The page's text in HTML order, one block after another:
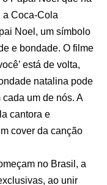
a Coca-Cola
Noel, um símbolo
e bondade. O filme
está de volta,
natalina pode
um de nós. A
cantora e
cover da canção
no Brasil, a
ao unir